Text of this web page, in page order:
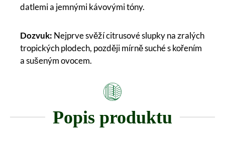
datlemi a jemnými kávovými tóny.
Dozvuk: Nejprve svěží citrusové slupky na zralých
tropických plodech, později mírně suché s kořením
a sušeným ovocem.
Popis produktu